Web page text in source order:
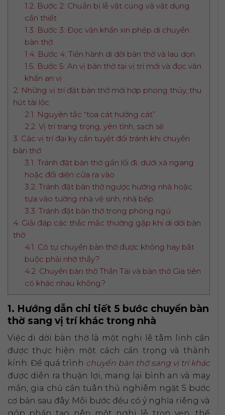
1.2. Bước 2: Chuẩn bị lễ vật cúng và vật dụng
cần thiết
1.3. Bước 3: Đọc văn khấn xin phép di chuyển
bàn thờ
1.4. Bước 4: Tiến hành di dời bàn thờ và lau dọn
1.5. Bước 5: An vị bàn thờ tại vị trí mới và đọc văn
khấn an vị
2. Những vị trí đặt bàn thờ mới hợp phong thủy, thu
hút tài lộc
2.1. Nguyên tắc “tọa cát hướng cát”
2.2. Vị trí trang trọng, yên tĩnh, sạch sẽ
3. Các vị trí đại kỵ cần tuyệt đối tránh khi chuyển
bàn thờ
3.1. Tránh đặt bàn thờ gần lối đi, dưới xà ngang
hoặc đối diện cửa ra vào
3.2. Tránh đặt bàn thờ ngược hướng nhà hoặc
tựa vào tường nhà vệ sinh, nhà bếp
3.3. Tránh đặt bàn thờ trong phòng ngủ
4. Giải đáp các thắc mắc thường gặp khi di dời bàn
thờ
4.1. Có tự chuyển bàn thờ được không hay bắt
buộc phải nhờ thầy?
4.2. Chuyển bàn thờ Thần Tài và bàn thờ Gia tiên
có khác nhau không?
1. Hướng dẫn chi tiết 5 bước chuyển bàn
thờ sang vị trí khác trong nhà
Việc di dời bàn thờ là một nghi lễ tâm linh cần
được thực hiện một cách cẩn trọng và thành
kính. Để quá trình chuyển bàn thờ sang vị trí khác
được diễn ra thuận lợi, mang lại bình an và may
mắn, gia chủ cần tuân thủ nghiêm ngặt 5 bước
cơ bản sau đây. Mỗi bước đều có ý nghĩa riêng và
góp phần tạo nên một nghi lễ trọn vẹn, thể